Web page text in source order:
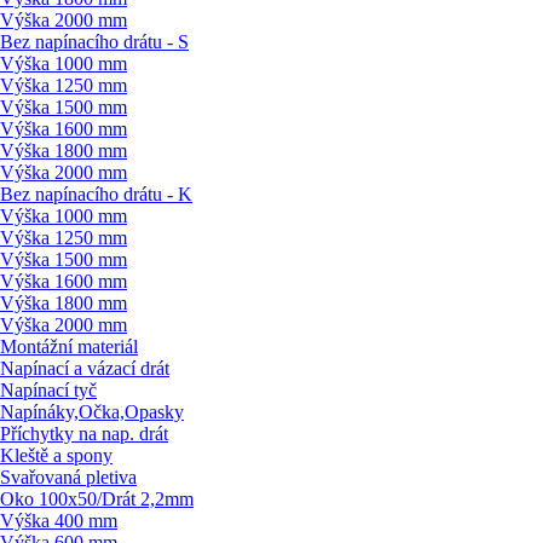
Výška 2000 mm
Bez napínacího drátu - S
Výška 1000 mm
Výška 1250 mm
Výška 1500 mm
Výška 1600 mm
Výška 1800 mm
Výška 2000 mm
Bez napínacího drátu - K
Výška 1000 mm
Výška 1250 mm
Výška 1500 mm
Výška 1600 mm
Výška 1800 mm
Výška 2000 mm
Montážní materiál
Napínací a vázací drát
Napínací tyč
Napínáky,Očka,Opasky
Příchytky na nap. drát
Kleště a spony
Svařovaná pletiva
Oko 100x50/Drát 2,2mm
Výška 400 mm